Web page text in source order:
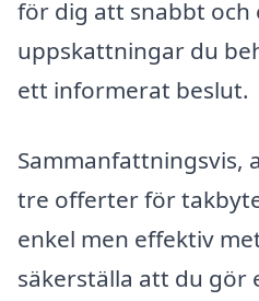
för dig att snabbt och
uppskattningar du
ett informerat beslut.
Sammanfattningsvis,
tre offerter för
enkel men effektiv
säkerställa att du gör